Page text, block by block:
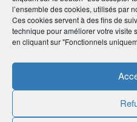
l’ensemble des cookies, utilisés par
Ces cookies servent à des fins de
technique pour améliorer votre visite
en cliquant sur "Fonctionnels
Aujourd’hui déjà, la première
assurance-vie est la
PERI, par exemple, a changé
spécifique. Et puis les
temps et ce qui est vrai à un